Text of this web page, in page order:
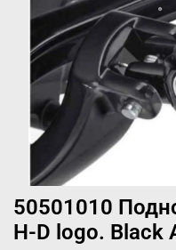
50501010
H-D logo. Black